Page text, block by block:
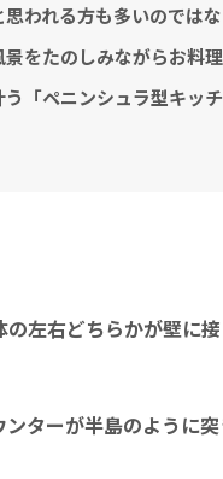
われる方も多いのでは
をたのしみながらお料
「ペニンシュラ型キッ
の左右どちらかが壁に
ンターが半島のように